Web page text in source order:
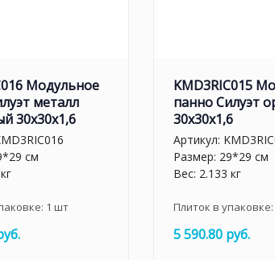
Модульное
металл
30х30х1,6
см
1 шт
KMD3RIC015
панно Силуэт
30х30х1,6
Артикул:
Размер: 29*29 см
Вес: 2.133 кг
Плиток в упаковке:
5 590.80 руб.